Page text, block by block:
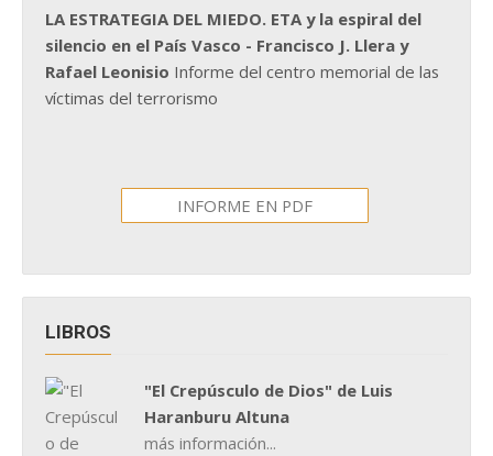
LA ESTRATEGIA DEL MIEDO. ETA y la espiral del
silencio en el País Vasco - Francisco J. Llera y
Rafael Leonisio Informe del centro memorial de las
víctimas del terrorismo
INFORME EN PDF
LIBROS
"El Crepúsculo de Dios" de Luis
Haranburu Altuna
más información...